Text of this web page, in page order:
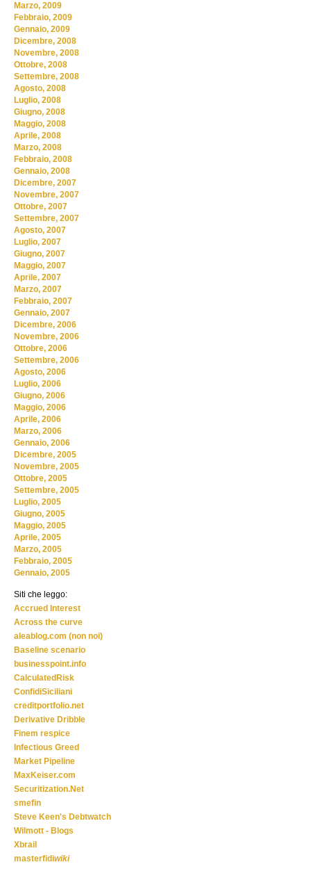
Marzo, 2009
Febbraio, 2009
Gennaio, 2009
Dicembre, 2008
Novembre, 2008
Ottobre, 2008
Settembre, 2008
Agosto, 2008
Luglio, 2008
Giugno, 2008
Maggio, 2008
Aprile, 2008
Marzo, 2008
Febbraio, 2008
Gennaio, 2008
Dicembre, 2007
Novembre, 2007
Ottobre, 2007
Settembre, 2007
Agosto, 2007
Luglio, 2007
Giugno, 2007
Maggio, 2007
Aprile, 2007
Marzo, 2007
Febbraio, 2007
Gennaio, 2007
Dicembre, 2006
Novembre, 2006
Ottobre, 2006
Settembre, 2006
Agosto, 2006
Luglio, 2006
Giugno, 2006
Maggio, 2006
Aprile, 2006
Marzo, 2006
Gennaio, 2006
Dicembre, 2005
Novembre, 2005
Ottobre, 2005
Settembre, 2005
Luglio, 2005
Giugno, 2005
Maggio, 2005
Aprile, 2005
Marzo, 2005
Febbraio, 2005
Gennaio, 2005
Siti che leggo:
Accrued Interest
Across the curve
aleablog.com (non noi)
Baseline scenario
businesspoint.info
CalculatedRisk
ConfidiSiciliani
creditportfolio.net
Derivative Dribble
Finem respice
Infectious Greed
Market Pipeline
MaxKeiser.com
Securitization.Net
smefin
Steve Keen's Debtwatch
Wilmott - Blogs
Xbrail
masterfidiwiki